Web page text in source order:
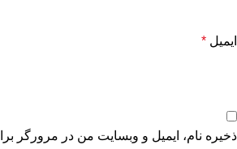
ایمیل *
ذخیره نام، ایمیل و وبسایت من در مرورگر